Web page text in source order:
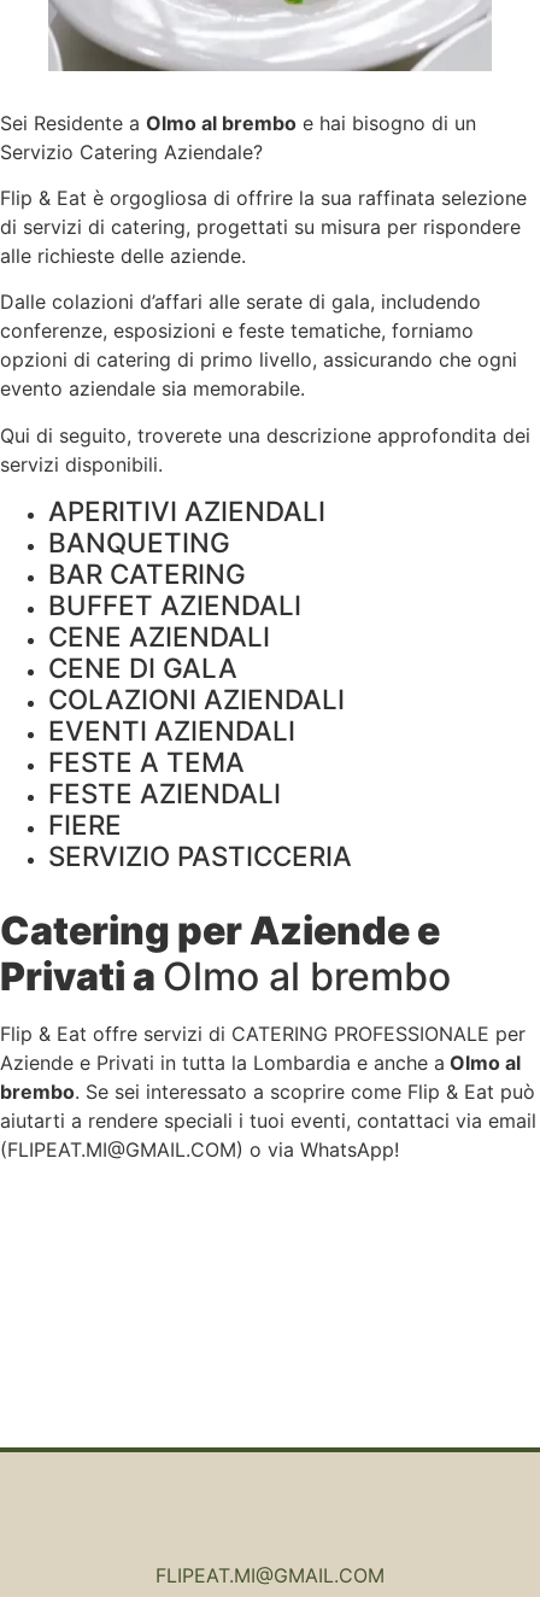
Sei Residente a Olmo al brembo e hai bisogno di un
Servizio Catering Aziendale?
Flip & Eat è orgogliosa di offrire la sua raffinata selezione
di servizi di catering, progettati su misura per rispondere
alle richieste delle aziende.
Dalle colazioni d’affari alle serate di gala, includendo
conferenze, esposizioni e feste tematiche, forniamo
opzioni di catering di primo livello, assicurando che ogni
evento aziendale sia memorabile.
Qui di seguito, troverete una descrizione approfondita dei
servizi disponibili.
APERITIVI AZIENDALI
BANQUETING
BAR CATERING
BUFFET AZIENDALI
CENE AZIENDALI
CENE DI GALA
COLAZIONI AZIENDALI
EVENTI AZIENDALI
FESTE A TEMA
FESTE AZIENDALI
FIERE
SERVIZIO PASTICCERIA
Catering per Aziende e
Privati a Olmo al brembo
Flip & Eat offre servizi di CATERING PROFESSIONALE per
Aziende e Privati in tutta la Lombardia e anche a Olmo al
brembo. Se sei interessato a scoprire come Flip & Eat può
aiutarti a rendere speciali i tuoi eventi, contattaci via email
(FLIPEAT.MI@GMAIL.COM) o via WhatsApp!
FLIPEAT.MI@GMAIL.COM